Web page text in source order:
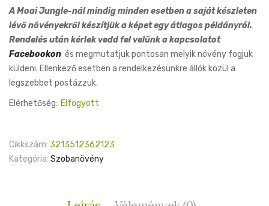
A Moai Jungle-nál mindig minden esetben a saját készleten
lévő növényekről készítjük a képet egy átlagos példányról.
Rendelés után kérlek vedd fel velünk a kapcsolatot
Facebookon és megmutatjuk pontosan melyik növény fogjuk
küldeni. Ellenkező esetben a rendelkezésünkre állók közül a
legszebbet postázzuk.
Elérhetőség: Elfogyott
Cikkszám: 3213512362123
Kategória: Szobanövény